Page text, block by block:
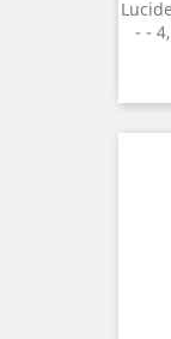
- ¯